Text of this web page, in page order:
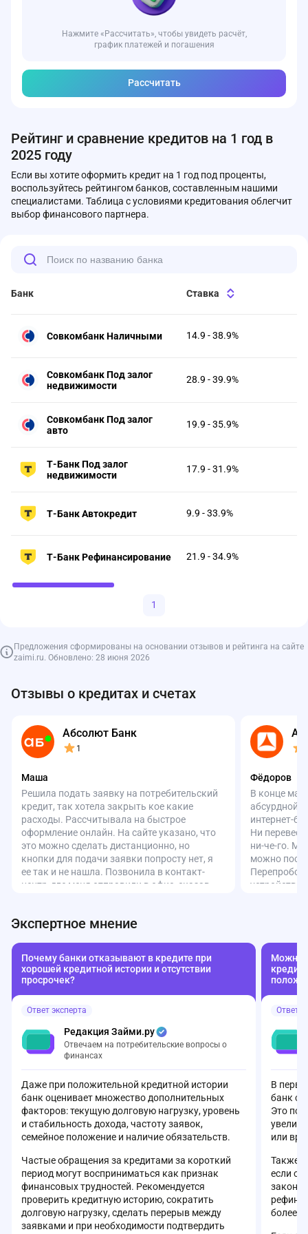
Нажмите «Рассчитать», чтобы увидеть расчёт,
график платежей и погашения
Рассчитать
Рейтинг и сравнение кредитов на 1 год в
2025 году
Если вы хотите оформить кредит на 1 год под проценты,
воспользуйтесь рейтингом банков, составленным нашими
специалистами. Таблица с условиями кредитования облегчит
выбор финансового партнера.
Банк Ставка
Совкомбанк Наличными 14.9 - 38.9%
Совкомбанк Под залог
недвижимости
28.9 - 39.9%
Совкомбанк Под залог
авто
19.9 - 35.9%
Т-Банк Под залог
недвижимости
17.9 - 31.9%
Т-Банк Автокредит 9.9 - 33.9%
Т-Банк Рефинансирование 21.9 - 34.9%
1
Предложения сформированы на основании отзывов и рейтинга на сайте
zaimi.ru. Обновлено: 28 июня 2026
Отзывы о кредитах и счетах
Абсолют Банк
1
Маша
Решила подать заявку на потребительский
кредит, так хотела закрыть кое какие
расходы. Рассчитывала на быстрое
оформление онлайн. На сайте указано, что
это можно сделать дистанционно, но
кнопки для подачи заявки попросту нет, я
ее так и не нашла. Позвонила в контакт-
центр, где меня отправили в офис, сказав,
вроде бы что-то записал, пообещал
курсе, что такой продукт вообще
существует. Позвали кого-то и тут
выясняется, что без кода с сайта (где нет
что банк не может определить мой доход по
отчислениям в ПФР. Впечатление, что в
банке творится полнейший бардак. Как
вообще можно оформлять кредит в таком
«сервисе»?
Фёдоров
В конце
абсурдной
интернет-
Ни
ни-че-го.
можно
мобильное
совсем не
своими
она
функции?
такого не
Очень
Экспертное мнение
Почему банки отказывают в кредите при
хорошей кредитной истории и отсутствии
просрочек?
Ответ эксперта
Редакция Займи.ру
Отвечаем на потребительские вопросы о
финансах
Даже при положительной кредитной истории
банк оценивает множество дополнительных
факторов: текущую долговую нагрузку, уровень
и стабильность дохода, частоту заявок,
семейное положение и наличие обязательств.
Частые обращения за кредитами за короткий
период могут восприниматься как признак
финансовых трудностей. Рекомендуется
проверить кредитную историю, сократить
долговую нагрузку, сделать перерыв между
заявками и при необходимости подтвердить
Можно
Ответ
В
банк с
Это
или
Также
если
более